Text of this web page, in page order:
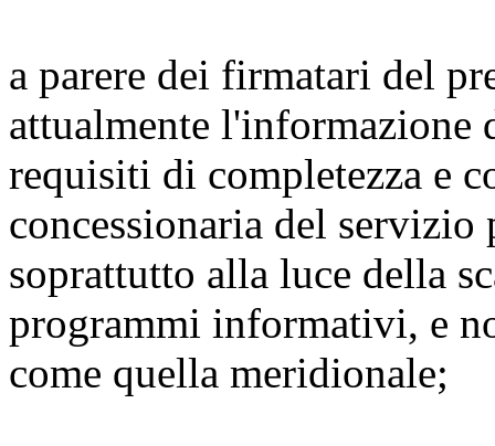
a parere dei firmatari del
attualmente l'informazione
requisiti di completezza e
concessionaria del
soprattutto alla luce della
programmi informativi, e
come quella meridionale;